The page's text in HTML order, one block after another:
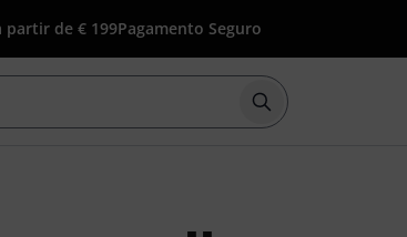
partir de € 199Pagamento Seguro
Iniciar pesquisa